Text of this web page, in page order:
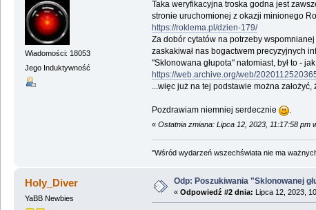
Wiadomości: 18053
Jego Induktywność
Taka weryfikacyjna troska godna jest
stronie uruchomionej z okazji minionego
https://roklema.pl/dzien-179/
Za dobór cytatów na potrzeby wspomnianej
zaskakiwał nas bogactwem precyzyjnych
"Sklonowana głupota" natomiast, był to -
https://web.archive.org/web/
...więc już na tej podstawie można
Pozdrawiam niemniej serdecznie .
« Ostatnia zmiana: Lipca 12, 2023, 11:17:58 pm
"Wśród wydarzeń wszechświata nie ma
Holy_Diver
YaBB Newbies
Odp: Poszukiwania "Sklonowanej
« Odpowiedź #2 dnia: Lipca 12, 2023,